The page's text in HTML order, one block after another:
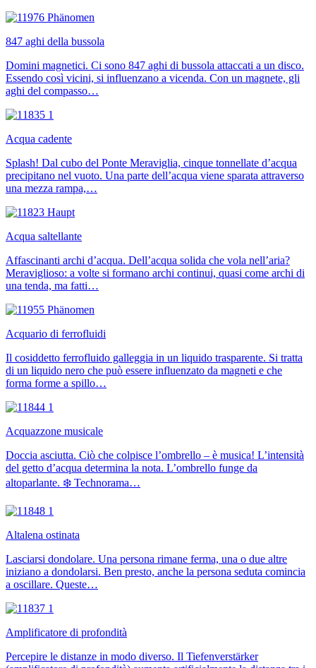
847 aghi della bussola
Domini magnetici. Ci sono 847 aghi di bussola attaccati a un disco.
Essendo così vicini, si influenzano a vicenda. Con un magnete, gli
aghi del compasso…
Acqua cadente
Splash! Dal cubo del Ponte Meraviglia, cinque tonnellate d’acqua
precipitano nel vuoto. Una parte dell’acqua viene sparata attraverso
una mezza rampa,…
Acqua saltellante
Affascinanti archi d’acqua. Dell’acqua solida che vola nell’aria?
Meraviglioso: a volte si formano archi continui, quasi come archi di
una tenda, ma fatti…
Acquario di ferrofluidi
Il cosiddetto ferrofluido galleggia in un liquido trasparente. Si tratta
di un liquido nero che può essere influenzato da magneti e che
forma forme a spillo…
Acquazzone musicale
Doccia asciutta. Ciò che colpisce l’ombrello – è musica! L’intensità
del getto d’acqua determina la nota. L’ombrello funge da
altoparlante. ❄️ Technorama…
Altalena ostinata
Lasciarsi dondolare. Una persona rimane ferma, una o due altre
iniziano a dondolarsi. Ben presto, anche la persona seduta comincia
a oscillare. Queste…
Amplificatore di profondità
Percepire le distanze in modo diverso. Il Tiefenverstärker